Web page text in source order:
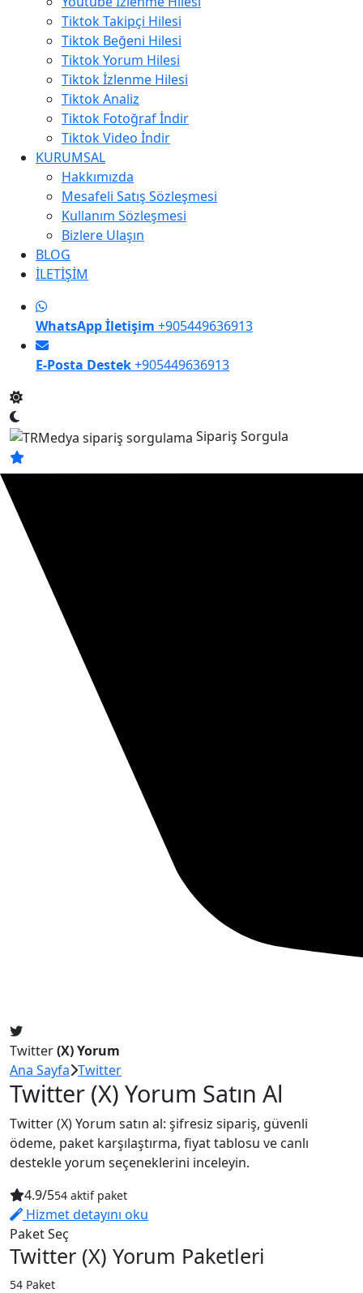
Tiktok Takipçi Hilesi
Tiktok Beğeni Hilesi
Tiktok Yorum Hilesi
Tiktok İzlenme Hilesi
Tiktok Analiz
Tiktok Fotoğraf İndir
Tiktok Video İndir
KURUMSAL
Hakkımızda
Mesafeli Satış Sözleşmesi
Kullanım Sözleşmesi
Bizlere Ulaşın
BLOG
İLETİŞİM
WhatsApp İletişim +905449636913
E-Posta Destek+905449636913
Sipariş Sorgula
Twitter(X) Yorum
Ana Sayfa Twitter
Twitter (X) Yorum Satın Al
Twitter (X) Yorum satın al: şifresiz sipariş, güvenli
ödeme, paket karşılaştırma, fiyat tablosu ve canlı
destekle yorum seçeneklerini inceleyin.
4.9/554 aktif paket
Hizmet detayını oku
Paket Seç
Twitter (X) Yorum Paketleri
54 Paket